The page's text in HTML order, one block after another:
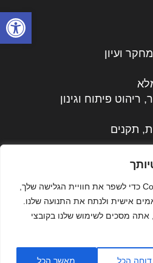
פתח
אנו משתמשים בקובצי Cookie כדי לשפר את חוויית הגלישה שלך,
אישית ולנתח את התנועה שלנו.
אתה מסכים לשימוש שלנו בקובצי
דוחה הכל מאשר הכל
ועיון
ריהוט פיתוח וגינון
תקנים
מתקדמות